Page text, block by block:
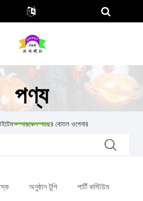
পণ্য
> নারকেল গাছের বোতল ওপেনার
অনুষ্ঠান টুপি পার্টি কস্টিউম